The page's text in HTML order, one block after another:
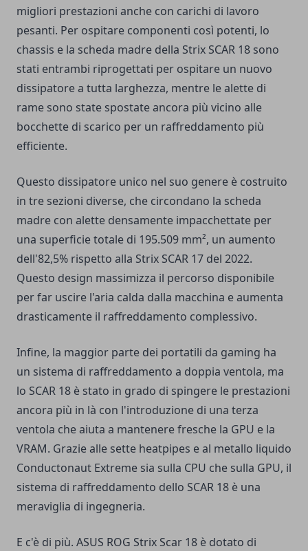
migliori prestazioni anche con carichi di lavoro
pesanti. Per ospitare componenti così potenti, lo
chassis e la scheda madre della Strix SCAR 18 sono
stati entrambi riprogettati per ospitare un nuovo
dissipatore a tutta larghezza, mentre le alette di
rame sono state spostate ancora più vicino alle
bocchette di scarico per un raffreddamento più
efficiente.
Questo dissipatore unico nel suo genere è costruito
in tre sezioni diverse, che circondano la scheda
madre con alette densamente impacchettate per
una superficie totale di 195.509 mm², un aumento
dell'82,5% rispetto alla Strix SCAR 17 del 2022.
Questo design massimizza il percorso disponibile
per far uscire l'aria calda dalla macchina e aumenta
drasticamente il raffreddamento complessivo.
Infine, la maggior parte dei portatili da gaming ha
un sistema di raffreddamento a doppia ventola, ma
lo SCAR 18 è stato in grado di spingere le prestazioni
ancora più in là con l'introduzione di una terza
ventola che aiuta a mantenere fresche la GPU e la
VRAM. Grazie alle sette heatpipes e al metallo liquido
Conductonaut Extreme sia sulla CPU che sulla GPU, il
sistema di raffreddamento dello SCAR 18 è una
meraviglia di ingegneria.
E c'è di più. ASUS ROG Strix Scar 18 è dotato di